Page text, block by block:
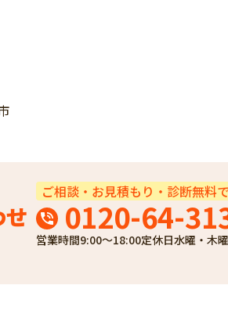
ご相談・お見積もり・診断無料
0120-64-
営業時間9:00～18:00定休日水曜・木